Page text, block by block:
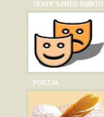
TEATR SANTO SUBITO
POEZJA